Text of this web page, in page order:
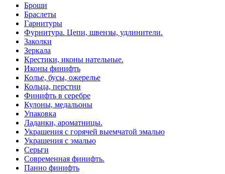
Броши
Браслеты
Гарнитуры
Фурнитура. Цепи, швензы, удлинители.
Заколки
Зеркала
Крестики, иконы нательные.
Иконы финифть
Колье, бусы, ожерелье
Кольца, перстни
Финифть в серебре
Кулоны, медальоны
Упаковка
Ладанки, ароматницы.
Украшения с горячей выемчатой эмалью
Украшения с эмалью
Серьги
Современная финифть.
Панно финифть